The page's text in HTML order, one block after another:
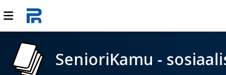
SenioriKamu -